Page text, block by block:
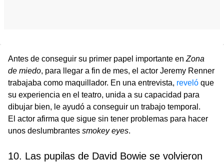
Antes de conseguir su primer papel importante en Zona
de miedo, para llegar a fin de mes, el actor Jeremy Renner
trabajaba como maquillador. En una entrevista, reveló que
su experiencia en el teatro, unida a su capacidad para
dibujar bien, le ayudó a conseguir un trabajo temporal.
El actor afirma que sigue sin tener problemas para hacer
unos deslumbrantes smokey eyes.
10. Las pupilas de David Bowie se volvieron